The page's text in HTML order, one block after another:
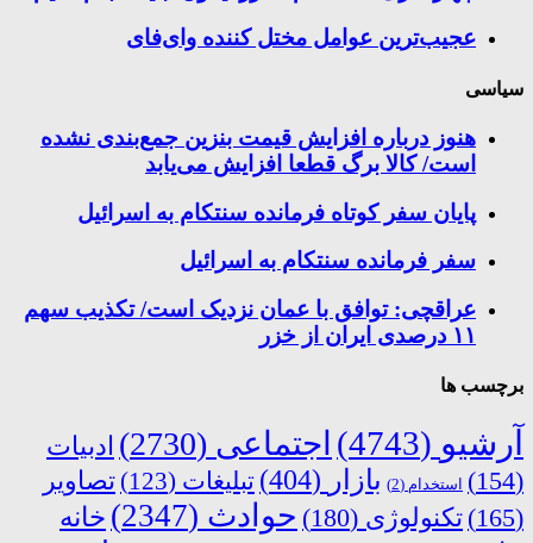
عجیب‌ترین عوامل مختل کننده وای‌فای
سیاسی
هنوز درباره افزایش قیمت بنزین جمع‌بندی نشده
است/ کالا برگ قطعا افزایش می‌یابد
پایان سفر کوتاه فرمانده سنتکام به اسرائیل
سفر فرمانده سنتکام به اسرائیل
عراقچی: توافق با عمان نزدیک است/ تکذیب سهم
۱۱ درصدی ایران از خزر
برچسب ها
آرشیو (4743) اجتماعی (2730)
ادبیات
(154)
استخدام (2) بازار (404) تبلیغات (123)
تصاویر
(165)
تکنولوژی (180) حوادث (2347)
خانه